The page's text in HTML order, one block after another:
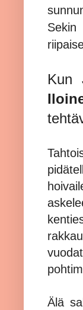
Kun
Älä